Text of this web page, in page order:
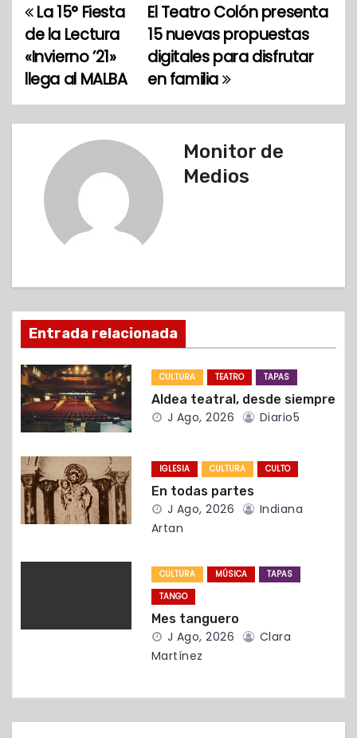
N
a
v
e
ó
n
d
e
e
n
t
r
a
a
El Teatro Colón presenta
15 nuevas propuestas
digitales para disfrutar
en familia
La 15° Fiesta
de la Lectura
«Invierno ’21»
llega al MALBA
Monitor de
Medios
Entrada relacionada
CULTURA TEATRO TAPAS
Aldea teatral, desde siempre
J Ago, 2026 Diario5
IGLESIA CULTURA CULTO
En todas partes
J Ago, 2026
Indiana
Artan
CULTURA MÚSICA
TAPAS
TANGO
Mes tanguero
J Ago, 2026
Clara
Martínez